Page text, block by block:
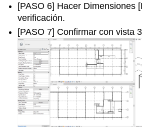
[PASO 6] Hacer Dimensiones
verificación.
[PASO 7] Confirmar con vista